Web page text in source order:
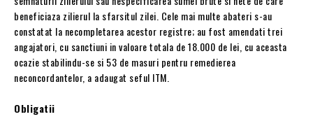
beneficiaza zilierul la sfarsitul zilei. Cele mai multe abateri s-au
constatat la necompletarea acestor registre; au fost amendati trei
angajatori, cu sanctiuni in valoare totala de 18.000 de lei, cu aceasta
ocazie stabilindu-se si 53 de masuri pentru remedierea
neconcordantelor, a adaugat seful ITM.
Obligatii